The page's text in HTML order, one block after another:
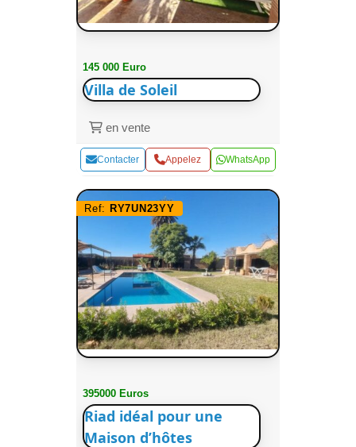
145 000 Euro
Villa de Soleil
en vente
Contacter Appelez WhatsApp
Ref: RY7UN23YY
395000 Euros
Riad idéal pour une
Maison d’hôtes